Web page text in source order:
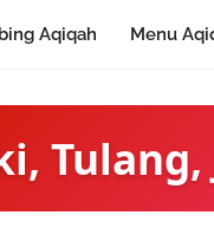
Aqiqah Menu